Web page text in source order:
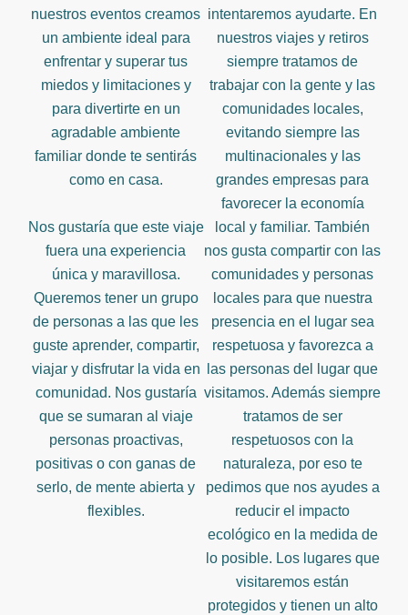
nuestros eventos creamos
un ambiente ideal para
enfrentar y superar tus
miedos y limitaciones y
para divertirte en un
agradable ambiente
familiar donde te sentirás
como en casa.
Nos gustaría que este viaje
fuera una experiencia
única y maravillosa.
Queremos tener un grupo
de personas a las que les
guste aprender, compartir,
viajar y disfrutar la vida en
comunidad. Nos gustaría
que se sumaran al viaje
personas proactivas,
positivas o con ganas de
serlo, de mente abierta y
flexibles.
intentaremos ayudarte. En
nuestros viajes y retiros
siempre tratamos de
trabajar con la gente y las
comunidades locales,
evitando siempre las
multinacionales y las
grandes empresas para
favorecer la economía
local y familiar. También
nos gusta compartir con las
comunidades y personas
locales para que nuestra
presencia en el lugar sea
respetuosa y favorezca a
las personas del lugar que
visitamos. Además siempre
tratamos de ser
respetuosos con la
naturaleza, por eso te
pedimos que nos ayudes a
reducir el impacto
ecológico en la medida de
lo posible. Los lugares que
visitaremos están
protegidos y tienen un alto